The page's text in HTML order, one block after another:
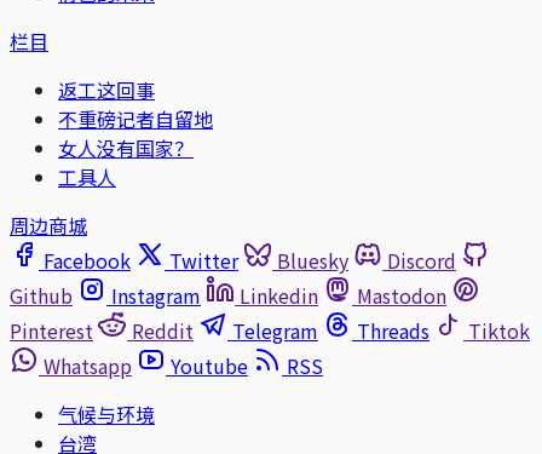
栏目
返工这回事
不重磅记者自留地
女人没有国家？
工具人
周边商城
Facebook
Twitter Bluesky
Discord
Github
Instagram Linkedin
Mastodon
Pinterest
Reddit Telegram Threads
Tiktok
Whatsapp
Youtube
RSS
气候与环境
台湾